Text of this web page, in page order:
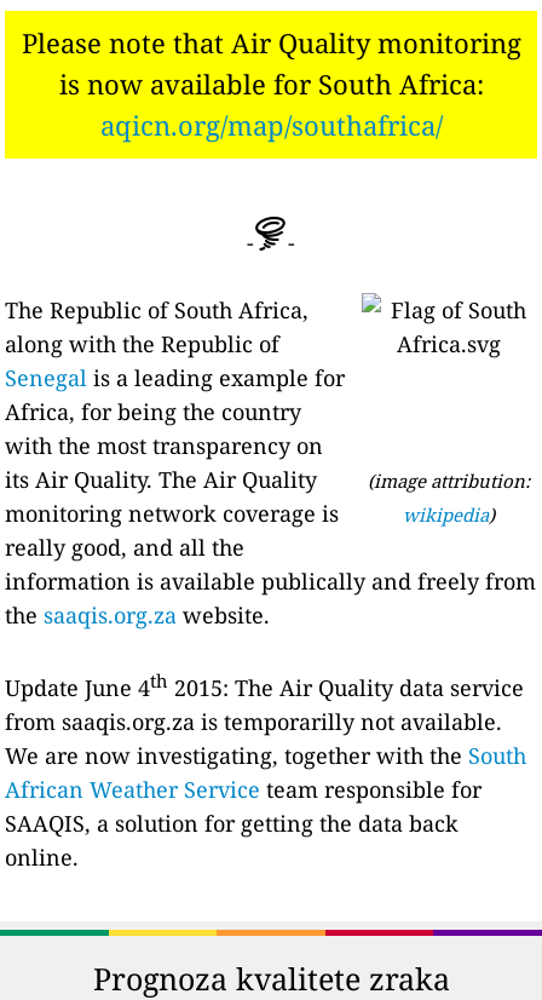
Please note that Air Quality monitoring
is now available for South Africa:
aqicn.org/map/southafrica/
- -
(image attribution:
wikipedia)
The Republic of South Africa,
along with the Republic of
Senegal is a leading example for
Africa, for being the country
with the most transparency on
its Air Quality. The Air Quality
monitoring network coverage is
really good, and all the
information is available publically and freely from
thesaaqis.org.za website.
Update June 4th 2015: The Air Quality data service
from saaqis.org.za is temporarilly not available.
We are now investigating, together with the South
African Weather Service team responsible for
SAAQIS, a solution for getting the data back
online.
Prognoza kvalitete zraka